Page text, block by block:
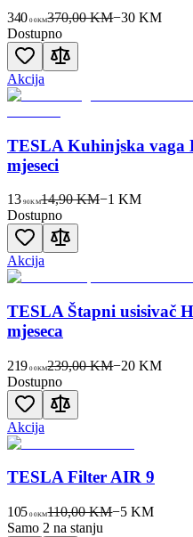
340 00KM370,00 KM−30 KM
Dostupno
Akcija
TESLA Kuhinjska vaga
mjeseci
13 90KM14,90 KM−1 KM
Dostupno
Akcija
TESLA Štapni usisivač
mjeseca
219 00KM239,00 KM−20 KM
Dostupno
Akcija
TESLA Filter AIR 9
105 00KM110,00 KM−5 KM
Samo 2 na stanju